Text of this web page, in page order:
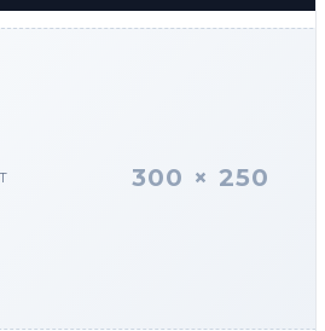
300 × 250